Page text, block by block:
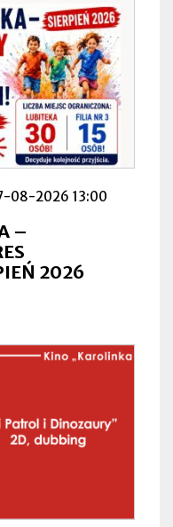
08-2026 13:00
–
2026